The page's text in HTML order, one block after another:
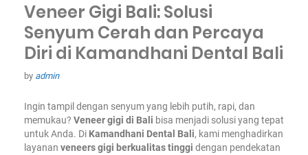
Veneer Gigi Bali: Solusi
Senyum Cerah dan Percaya
Diri di Kamandhani Dental Bali
by admin
Ingin tampil dengan senyum yang lebih putih, rapi, dan
memukau? Veneer gigi di Bali bisa menjadi solusi yang tepat
untuk Anda. Di Kamandhani Dental Bali, kami menghadirkan
layanan veneers gigi berkualitas tinggi dengan pendekatan